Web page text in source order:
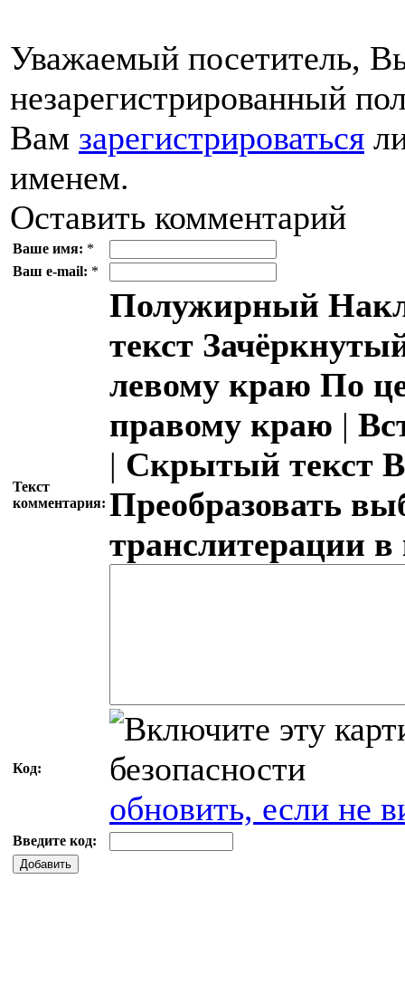
Уважаемый посетитель,
незарегистрированный
Вам зарегистрироваться
именем.
Оставить комментарий
Ваше имя: *
Ваш e-mail: *
Текст
комментария:
Полужирный
текст
левому краю По
правому краю |
| Скрытый текст
Преобразовать
транслитерации
Код:
обновить, если не
Введите код:
Добавить